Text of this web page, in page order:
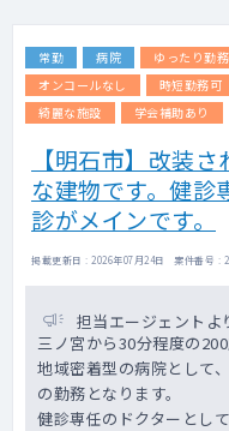
常勤 病院 ゆったり勤務
オンコールなし
時短勤務可
綺麗な施設
学会補助あり
【明石市】改装
な建物です。健診
診がメインです。
掲載更新日 : 2026年07月24日 案件番号 :
担当エージェントよ
三ノ宮から30分程度の
地域密着型の病院として
の勤務となります。
健診専任のドクターとし